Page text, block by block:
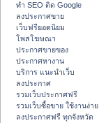
ทำ SEO ติด Google
ลงประกาศขาย
เว็บฟรียอดนิยม
โพสโฆษณา
ประกาศขายของ
ประกาศหางาน
บริการ แนะนำเว็บ
ลงประกาศ
รวมเว็บประกาศฟรี
รวมเว็บซื้อขาย ใช้งานง่าย
ลงประกาศฟรี ทุกจังหวัด